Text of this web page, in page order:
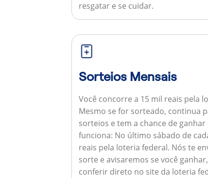
resgatar e se cuidar.
Sorteios Mensais
Você concorre a 15 mil reais pela
Mesmo se for sorteado, continua
sorteios e tem a chance de ganhar
funciona: No último sábado de
reais pela loteria federal. Nós te
sorte e avisaremos se você
conferir direto no site da loteria